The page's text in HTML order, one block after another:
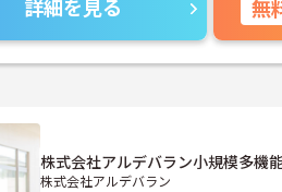
詳細を見る 無
株式会社アルデバラン小規模多機
株式会社アルデバラン